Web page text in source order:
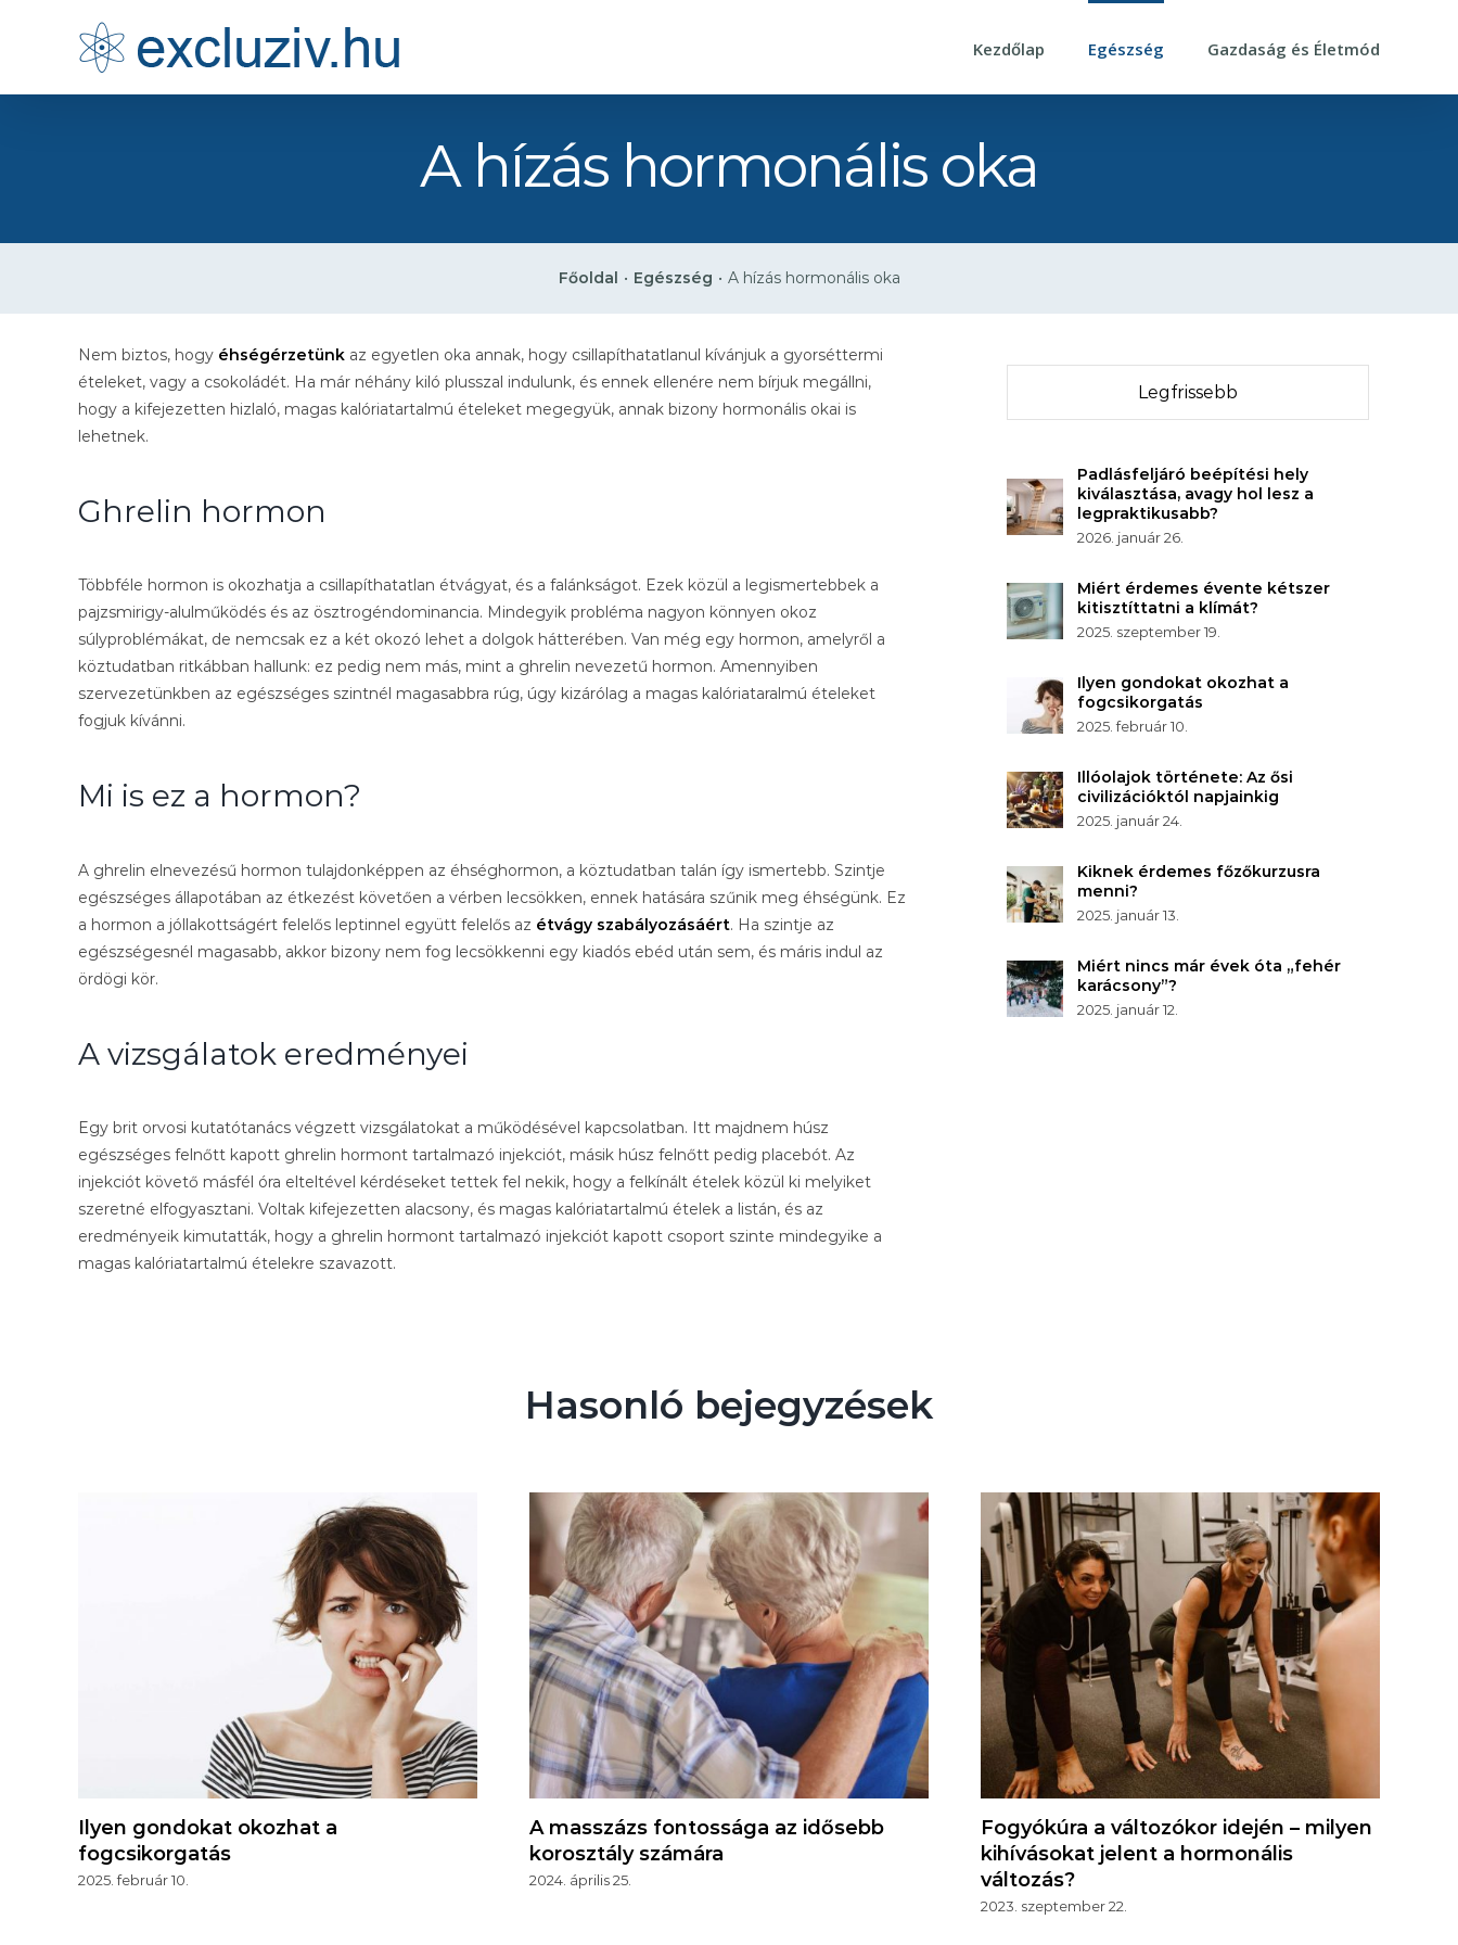
Kezdőlap Egészség Gazdaság és Életmód
A hízás hormonális oka
Főoldal • Egészség • A hízás hormonális oka
Nem biztos, hogy éhségérzetünk az egyetlen oka annak, hogy csillapíthatatlanul kívánjuk a gyorséttermi
ételeket, vagy a csokoládét. Ha már néhány kiló plusszal indulunk, és ennek ellenére nem bírjuk megállni,
hogy a kifejezetten hizlaló, magas kalóriatartalmú ételeket megegyük, annak bizony hormonális okai is
lehetnek.
Ghrelin hormon
Többféle hormon is okozhatja a csillapíthatatlan étvágyat, és a falánkságot. Ezek közül a legismertebbek a
pajzsmirigy-alulműködés és az ösztrogéndominancia. Mindegyik probléma nagyon könnyen okoz
súlyproblémákat, de nemcsak ez a két okozó lehet a dolgok hátterében. Van még egy hormon, amelyről a
köztudatban ritkábban hallunk: ez pedig nem más, mint a ghrelin nevezetű hormon. Amennyiben
szervezetünkben az egészséges szintnél magasabbra rúg, úgy kizárólag a magas kalóriataralmú ételeket
fogjuk kívánni.
Mi is ez a hormon?
A ghrelin elnevezésű hormon tulajdonképpen az éhséghormon, a köztudatban talán így ismertebb. Szintje
egészséges állapotában az étkezést követően a vérben lecsökken, ennek hatására szűnik meg éhségünk. Ez
a hormon a jóllakottságért felelős leptinnel együtt felelős az étvágy szabályozásáért. Ha szintje az
egészségesnél magasabb, akkor bizony nem fog lecsökkenni egy kiadós ebéd után sem, és máris indul az
ördögi kör.
A vizsgálatok eredményei
Egy brit orvosi kutatótanács végzett vizsgálatokat a működésével kapcsolatban. Itt majdnem húsz
egészséges felnőtt kapott ghrelin hormont tartalmazó injekciót, másik húsz felnőtt pedig placebót. Az
injekciót követő másfél óra elteltével kérdéseket tettek fel nekik, hogy a felkínált ételek közül ki melyiket
szeretné elfogyasztani. Voltak kifejezetten alacsony, és magas kalóriatartalmú ételek a listán, és az
eredményeik kimutatták, hogy a ghrelin hormont tartalmazó injekciót kapott csoport szinte mindegyike a
magas kalóriatartalmú ételekre szavazott.
Legfrissebb
Padlásfeljáró beépítési hely
kiválasztása, avagy hol lesz a
legpraktikusabb?
2026. január 26.
Miért érdemes évente kétszer
kitisztíttatni a klímát?
2025. szeptember 19.
Ilyen gondokat okozhat a
fogcsikorgatás
2025. február 10.
Illóolajok története: Az ősi
civilizációktól napjainkig
2025. január 24.
Kiknek érdemes főzőkurzusra
menni?
2025. január 13.
Miért nincs már évek óta „fehér
karácsony”?
2025. január 12.
Hasonló bejegyzések
Ilyen gondokat okozhat a
fogcsikorgatás
2025. február 10.
A masszázs fontossága az idősebb
korosztály számára
2024. április 25.
Fogyókúra a változókor idején – milyen
kihívásokat jelent a hormonális
változás?
2023. szeptember 22.